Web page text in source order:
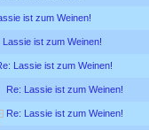
ist zum Weinen!
Lassie ist zum Weinen!
Lassie ist zum Weinen!
Re: Lassie ist zum Weinen!
Re: Lassie ist zum Weinen!